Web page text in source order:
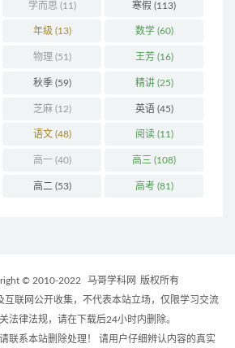
学而思 (11) 寒假 (113)
年级 (13) 数学(60)
物理 (51) 王芳(16)
秋季(59) 精讲(25)
芝麻(12) 英语(45)
语文 (48) 阅读(11)
高一(40) 高三 (108)
高二 (53) 高考(81)
© 2010-2022 马哥学科网 版权所有
互联网公开收集，不代表本站立场，仅限学习交流
法律法规，请在下载后24小时内删除。
联系本站删除处理！ 请用户仔细辨认内容的真实